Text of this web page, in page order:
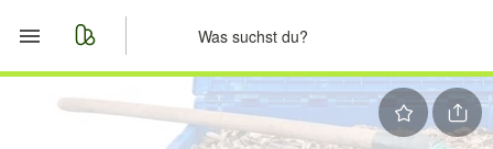
Start